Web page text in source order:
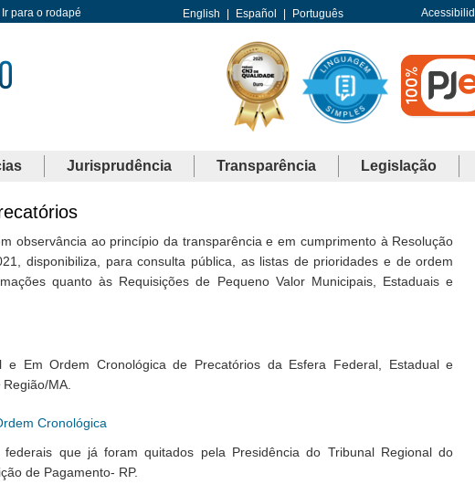
Ir para o rodapé English Español Português
Jurisprudência Transparência Legislação
observância ao princípio da transparência e em cumprimento à Resolução
disponibiliza, para consulta pública, as listas de prioridades e de ordem
quanto às Requisições de Pequeno Valor Municipais, Estaduais e
Em Ordem Cronológica de Precatórios da Esfera Federal, Estadual e
MA.
Cronológica
que já foram quitados pela Presidência do Tribunal Regional do
de Pagamento- RP.